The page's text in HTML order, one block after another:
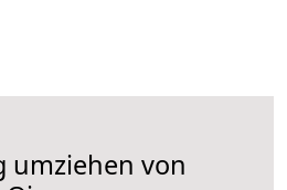
umziehen von